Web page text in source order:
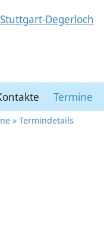
Termine
Termindetails